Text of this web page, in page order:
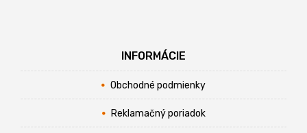
INFORMÁCIE
Obchodné podmienky
Reklamačný poriadok